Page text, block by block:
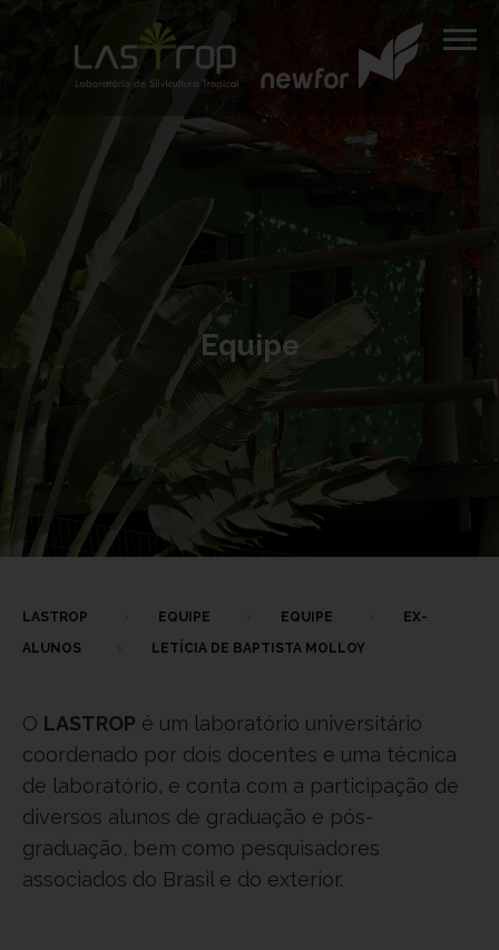
Equipe
LASTROP EQUIPE EQUIPE
EX-
ALUNOS
LETÍCIA DE BAPTISTA MOLLOY
O LASTROP é um laboratório universitário
coordenado por dois docentes e uma técnica
de laboratório, e conta com a participação de
diversos alunos de graduação e pós-
graduação, bem como pesquisadores
associados do Brasil e do exterior.